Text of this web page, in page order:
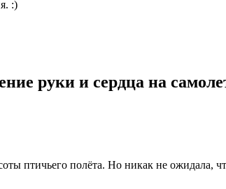
:)
руки и сердца на
птичьего полёта. Но никак не ожидала,